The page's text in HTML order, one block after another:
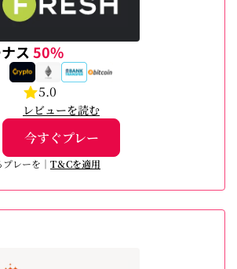
ス50%
5.0
レビューを読む
今すぐプレー
レーを｜ T＆Cを適用